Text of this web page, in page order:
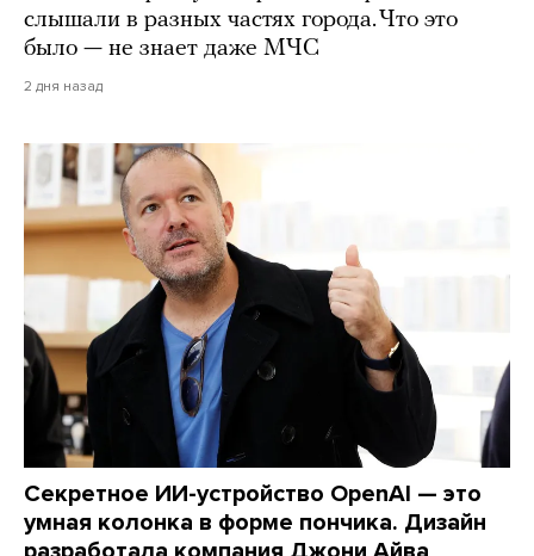
слышали в разных частях города. Что это
было — не знает даже МЧС
2 дня назад
Секретное ИИ-устройство OpenAI — это
умная колонка в форме пончика. Дизайн